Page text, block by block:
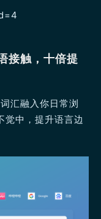
接触，十倍提
汇融入你日常浏
觉中，提升语言边